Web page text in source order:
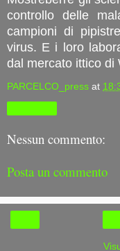
controllo delle
campioni di
virus. E i loro
dal mercato ittico di
PARCELCO_press at
Nessun commento:
Posta un commento